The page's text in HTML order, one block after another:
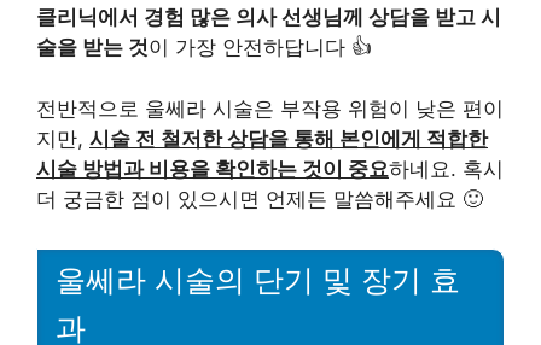
클리닉에서 경험 많은 의사 선생님께 상담을 받고 시
술을 받는 것이 가장 안전하답니다 👍
전반적으로 울쎄라 시술은 부작용 위험이 낮은 편이
지만, 시술 전 철저한 상담을 통해 본인에게 적합한
시술 방법과 비용을 확인하는 것이 중요하네요. 혹시
더 궁금한 점이 있으시면 언제든 말씀해주세요 🙂
울쎄라 시술의 단기 및 장기 효
과